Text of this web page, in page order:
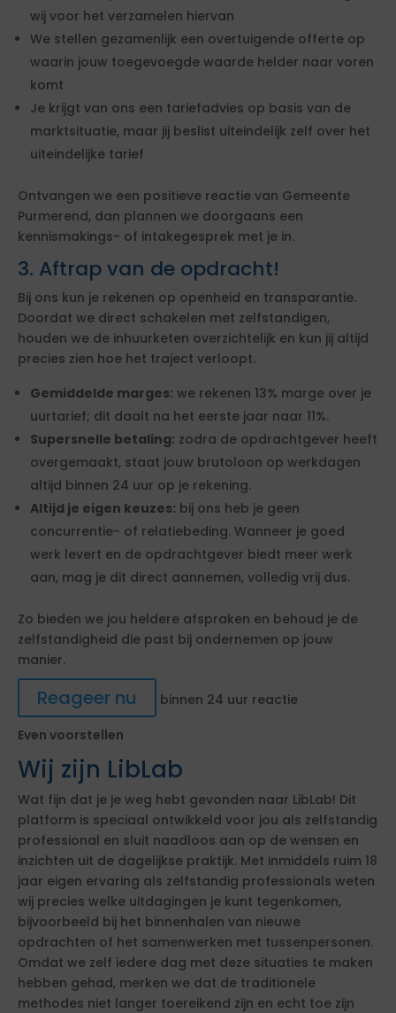
wij voor het verzamelen hiervan
We stellen gezamenlijk een overtuigende offerte op
waarin jouw toegevoegde waarde helder naar voren
komt
Je krijgt van ons een tariefadvies op basis van de
marktsituatie, maar jij beslist uiteindelijk zelf over het
uiteindelijke tarief
Ontvangen we een positieve reactie van Gemeente
Purmerend, dan plannen we doorgaans een
kennismakings- of intakegesprek met je in.
3. Aftrap van de opdracht!
Bij ons kun je rekenen op openheid en transparantie.
Doordat we direct schakelen met zelfstandigen,
houden we de inhuurketen overzichtelijk en kun jij altijd
precies zien hoe het traject verloopt.
Gemiddelde marges: we rekenen 13% marge over je
uurtarief; dit daalt na het eerste jaar naar 11%.
Supersnelle betaling: zodra de opdrachtgever heeft
overgemaakt, staat jouw brutoloon op werkdagen
altijd binnen 24 uur op je rekening.
Altijd je eigen keuzes: bij ons heb je geen
concurrentie- of relatiebeding. Wanneer je goed
werk levert en de opdrachtgever biedt meer werk
aan, mag je dit direct aannemen, volledig vrij dus.
Zo bieden we jou heldere afspraken en behoud je de
zelfstandigheid die past bij ondernemen op jouw
manier.
Reageer nu
binnen 24 uur reactie
Even voorstellen
Wij zijn LibLab
Wat fijn dat je je weg hebt gevonden naar LibLab! Dit
platform is speciaal ontwikkeld voor jou als zelfstandig
professional en sluit naadloos aan op de wensen en
inzichten uit de dagelijkse praktijk. Met inmiddels ruim 18
jaar eigen ervaring als zelfstandig professionals weten
wij precies welke uitdagingen je kunt tegenkomen,
bijvoorbeeld bij het binnenhalen van nieuwe
opdrachten of het samenwerken met tussenpersonen.
Omdat we zelf iedere dag met deze situaties te maken
hebben gehad, merken we dat de traditionele
methodes niet langer toereikend zijn en echt toe zijn